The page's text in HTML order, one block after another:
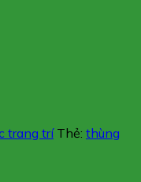
trang trí Thẻ: thùng